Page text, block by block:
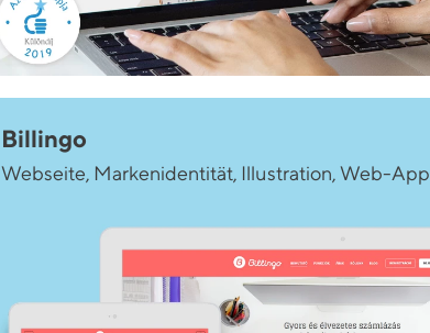
Billingo
Webseite, Markenidentität, Illustration, Web-App